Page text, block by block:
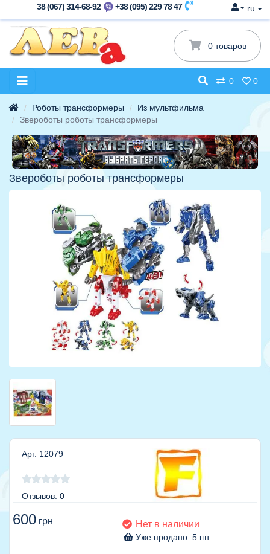
38 (067) 314-68-92 +38 (095) 229 78 47 ru
0 товаров
0 0
Роботы трансформеры
Из мультфильма
Звероботы роботы трансформеры
Звероботы роботы трансформеры
Арт. 12079
Отзывов: 0
600 грн Нет в наличии
Уже продано: 5 шт.